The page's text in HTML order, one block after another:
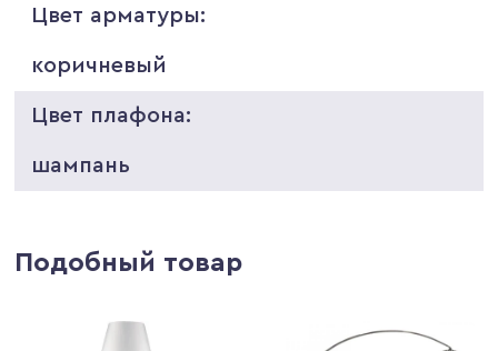
Цвет арматуры:
коричневый
Цвет плафона:
шампань
Подобный товар